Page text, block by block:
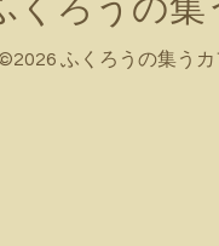
くろうの集
ふくろうの集うカ